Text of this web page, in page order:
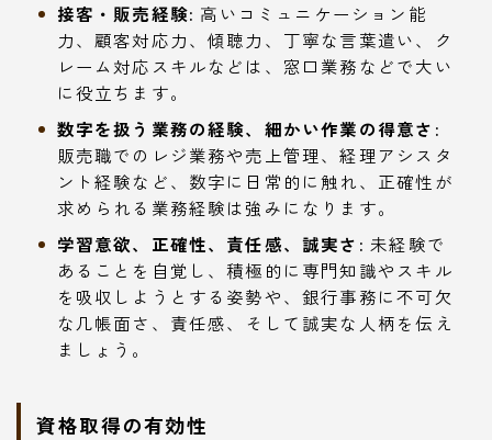
接客・販売経験: 高いコミュニケーション能
力、顧客対応力、傾聴力、丁寧な言葉遣い、ク
レーム対応スキルなどは、窓口業務などで大い
に役立ちます。
数字を扱う業務の経験、細かい作業の得意さ:
販売職でのレジ業務や売上管理、経理アシスタ
ント経験など、数字に日常的に触れ、正確性が
求められる業務経験は強みになります。
学習意欲、正確性、責任感、誠実さ: 未経験で
あることを自覚し、積極的に専門知識やスキル
を吸収しようとする姿勢や、銀行事務に不可欠
な几帳面さ、責任感、そして誠実な人柄を伝え
ましょう。
資格取得の有効性